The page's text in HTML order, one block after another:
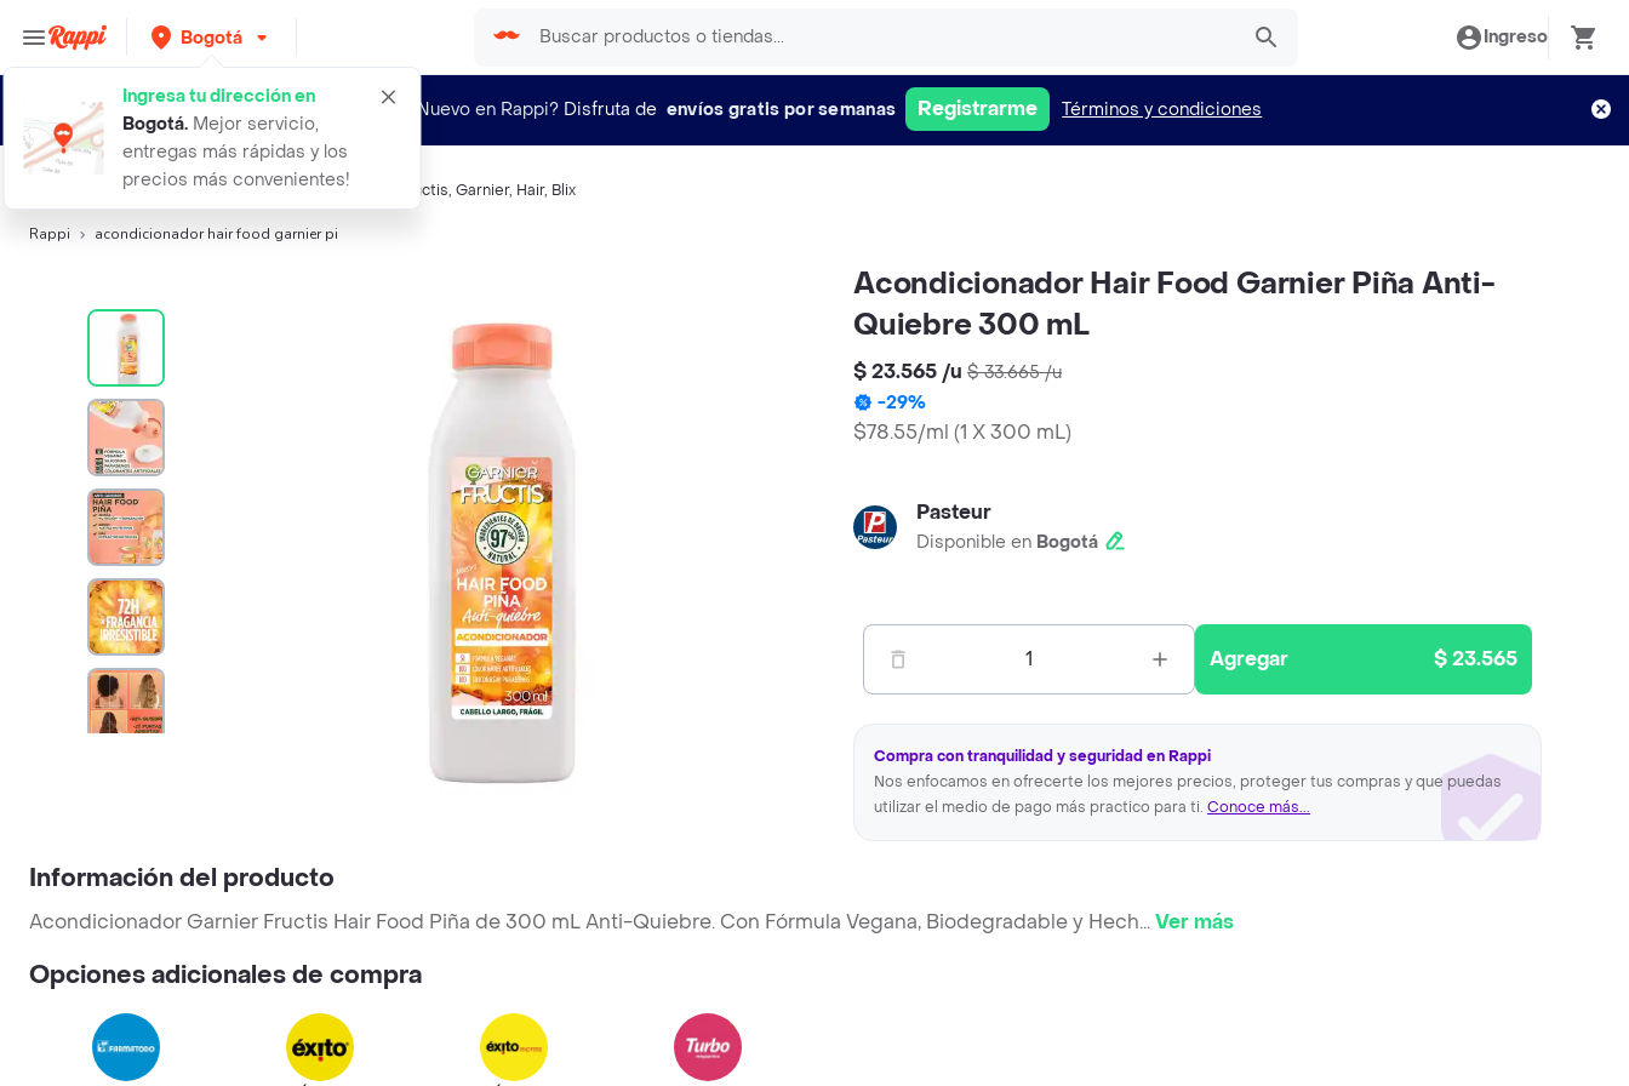
Bogotá
Ingresa tu dirección en
Bogotá. Mejor servicio,
entregas más rápidas y los
precios más convenientes!
Ingreso
¿Nuevo en Rappi? Disfruta de envíos gratis por semanas Registrarme Términos y condiciones
Búsquedas relacionadas:Acondicionador,Garnier-Fructis, Garnier, Hair, Blix
Rappi acondicionador hair food garnier pi
Acondicionador Hair Food Garnier Piña Anti-
Quiebre 300 mL
$ 23.565 /u $ 33.665/u
-29%
$78.55/ml (1 X 300 mL)
Pasteur
Disponible en Bogotá
1 Agregar $ 23.565
Compra con tranquilidad y seguridad en Rappi
Nos enfocamos en ofrecerte los mejores precios, proteger tus compras y que puedas
utilizar el medio de pago más practico para ti. Conoce más...
Información del producto
Acondicionador Garnier Fructis Hair Food Piña de 300 mL Anti-Quiebre. Con Fórmula Vegana, Biodegradable y Hech...Ver más
Opciones adicionales de compra